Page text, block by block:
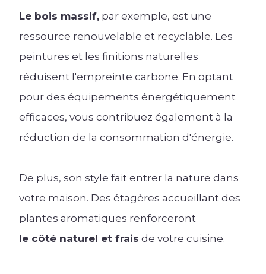
Le bois massif, par exemple, est une
ressource renouvelable et recyclable. Les
peintures et les finitions naturelles
réduisent l'empreinte carbone. En optant
pour des équipements énergétiquement
efficaces, vous contribuez également à la
réduction de la consommation d'énergie.
De plus, son style fait entrer la nature dans
votre maison. Des étagères accueillant des
plantes aromatiques renforceront
le côté naturel et frais de votre cuisine.